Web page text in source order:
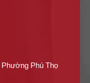
Phú Thọ